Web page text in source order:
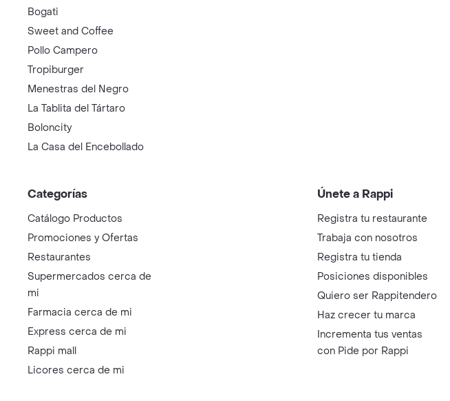
Bogati
Sweet and Coffee
Pollo Campero
Tropiburger
Menestras del Negro
La Tablita del Tártaro
Boloncity
La Casa del Encebollado
Categorías
Catálogo Productos
Promociones y Ofertas
Restaurantes
Supermercados cerca de
mi
Farmacia cerca de mi
Express cerca de mi
Rappi mall
Licores cerca de mi
Únete a Rappi
Registra tu restaurante
Trabaja con nosotros
Registra tu tienda
Posiciones disponibles
Quiero ser Rappitendero
Haz crecer tu marca
Incrementa tus ventas
con Pide por Rappi